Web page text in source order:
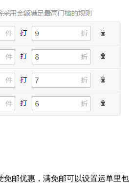
免邮优惠，满免邮可以设置运单里包